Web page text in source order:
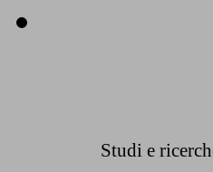
Studi e